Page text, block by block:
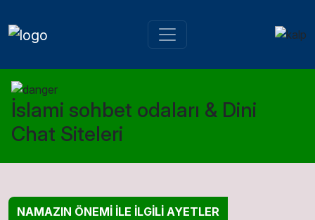
İslami sohbet odaları & Dini
Chat Siteleri
NAMAZIN ÖNEMİ İLE İLGİLİ AYETLER